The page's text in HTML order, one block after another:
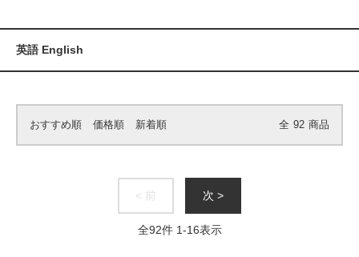
英語 English
おすすめ順 価格順 新着順 全 92 商品
< 前 次 >
全92件 1-16表示